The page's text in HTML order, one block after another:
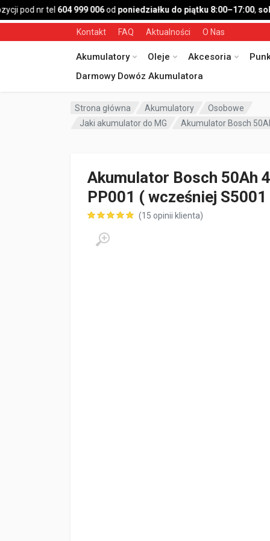
pod nr tel604 999 006odponiedziałku do piątku 8:00–17:00,
Kontakt FAQ Aktualności O Nas
Akumulatory Oleje Akcesoria
Darmowy Dowóz Akumulatora
Strona główna Akumulatory
Osobowe
Jaki akumulator do MG
Akumulator Bosch
Akumulator Bosch 50Ah
PP001 ( wcześniej S5001
ocen klientów
(15 opinii klienta)